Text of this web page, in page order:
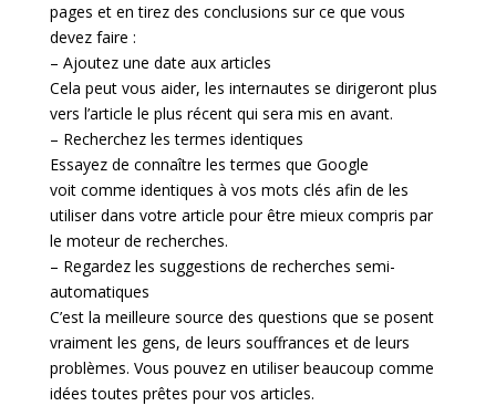
pages et en tirez des conclusions sur ce que vous
devez faire :
– Ajoutez une date aux articles
Cela peut vous aider, les internautes se dirigeront plus
vers l’article le plus récent qui sera mis en avant.
– Recherchez les termes identiques
Essayez de connaître les termes que Google
voit comme identiques à vos mots clés afin de les
utiliser dans votre article pour être mieux compris par
le moteur de recherches.
– Regardez les suggestions de recherches semi-
automatiques
C’est la meilleure source des questions que se posent
vraiment les gens, de leurs souffrances et de leurs
problèmes. Vous pouvez en utiliser beaucoup comme
idées toutes prêtes pour vos articles.